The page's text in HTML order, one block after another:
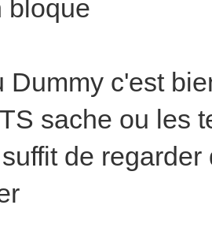
bloque
Dummy c'est
sache ou les
de